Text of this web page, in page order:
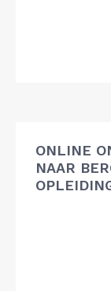
ONLINE
NAAR